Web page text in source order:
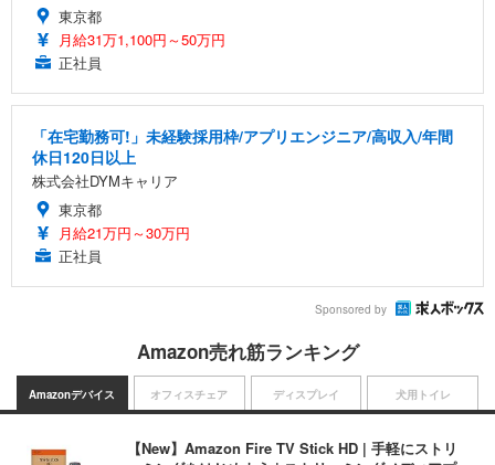
東京都
月給31万1,100円～50万円
正社員
「在宅勤務可!」未経験採用枠/アプリエンジニア/高収入/年間
休日120日以上
株式会社DYMキャリア
東京都
月給21万円～30万円
正社員
Sponsored by
Amazon売れ筋ランキング
Amazonデバイス
【New】Amazon Fire TV Stick HD | 手軽にストリ
オフィスチェア ディスプレイ 犬用トイレ